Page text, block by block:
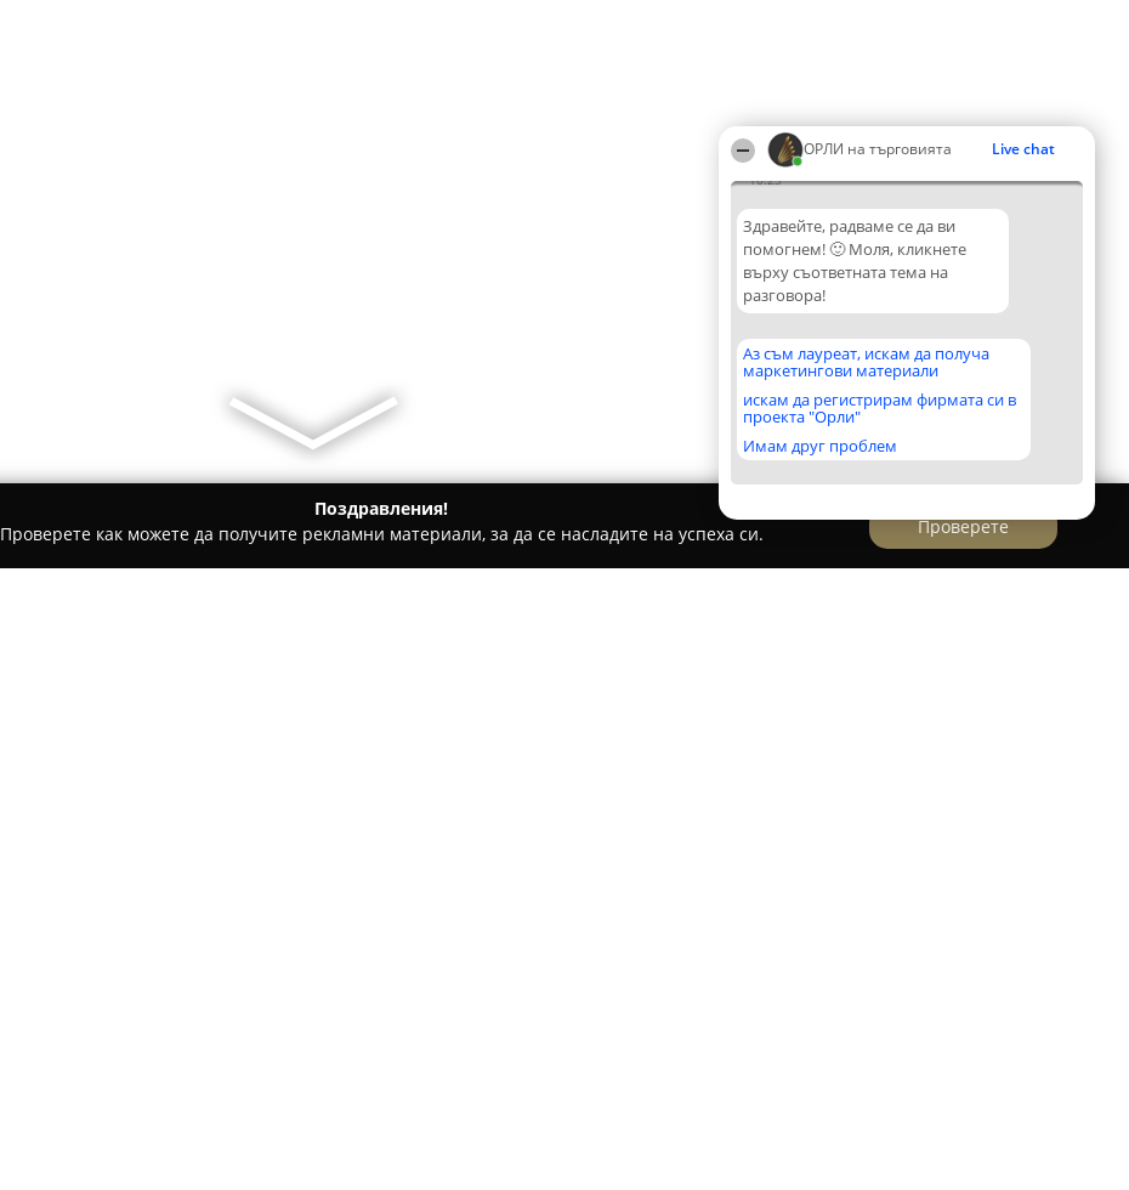
ОРЛИ на търговията Live chat
16:23
Здравейте, радваме се да ви
помогнем! 🙂 Моля, кликнете
върху съответната тема на
разговора!
Аз съм лауреат, искам да получа
маркетингови материали
искам да регистрирам фирмата си в
проекта "Орли"
Имам друг проблем
Поздравления!
Проверете как можете да получите рекламни материали, за да се насладите на успеха си.
Проверете